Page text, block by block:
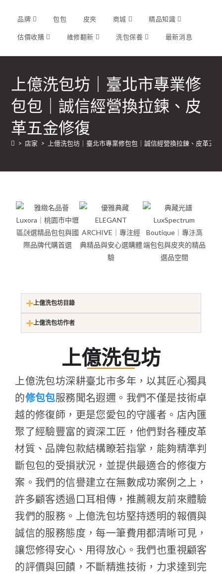
品牌 包包 皮夾 商城 精品知識
估價收購 維修翻新 洗包保養 最新消息
上億洗包坊｜臺北市專業修
包包｜誠信經營換拉鍊、皮
革五金修復
> 店家 > 上億洗包坊｜臺北市專業修包包｜誠信經營換拉鍊、皮革五
上億洗包坊目錄
上億洗包坊作者
上億洗包坊
上億洗包坊深耕臺北市多年，以其匠心獨具
的修包包服務聞名遐邇。我們不僅是技術卓
越的修復師，更是您愛包的守護者。店內匯
聚了經驗豐富的資深工匠，他們對各種皮革
材質、品牌包款結構瞭若指掌，能夠精準判
斷包包的受損狀況，並提供最適合的修復方
案。我們的信譽建立在無數成功案例之上，
許多顧客透過口耳相傳，推薦親友前來體驗
我們的服務。上億洗包坊堅持透明的報價與
誠信的服務態度，每一筆費用都清晰可見，
讓您修得安心、用得放心。我們也重視顧客
的評價與回饋，不斷精進技術，力求達到完